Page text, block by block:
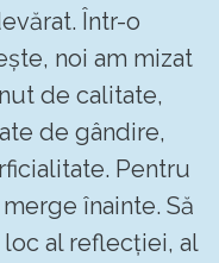
Într-o
noi am mizat
de calitate,
de gândire,
Pentru
înainte. Să
al reflecției, al